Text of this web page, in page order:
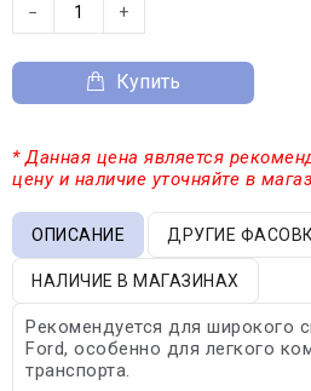
− +
Купить
* Данная цена является
цену и наличие уточняйте в
ОПИСАНИЕ ДРУГИЕ
НАЛИЧИЕ В МАГАЗИНАХ
Рекомендуется для широкого
Ford, особенно для легкого
транспорта.